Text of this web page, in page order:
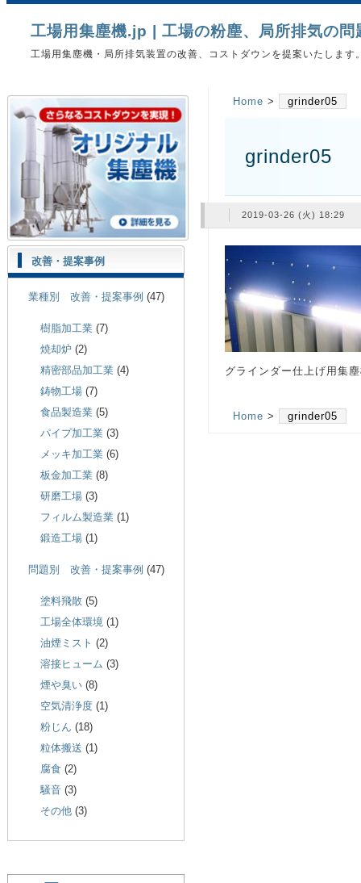
工場用集塵機.jp | 工場の粉塵、局所排気の問
工場用集塵機・局所排気装置の改善、コストダウンを提案いたしま
Home > grinder05
grinder05
2019-03-26 (火) 18:29
グラインダー仕上げ用集
Home > grinder05
改善・提案事例
業種別 改善・提案事例 (47)
樹脂加工業 (7)
焼却炉 (2)
精密部品加工業 (4)
鋳物工場 (7)
食品製造業 (5)
パイプ加工業 (3)
メッキ加工業 (6)
板金加工業 (8)
研磨工場 (3)
フィルム製造業 (1)
鍛造工場 (1)
問題別 改善・提案事例 (47)
塗料飛散 (5)
工場全体環境 (1)
油煙ミスト (2)
溶接ヒューム (3)
煙や臭い (8)
空気清浄度 (1)
粉じん (18)
粒体搬送 (1)
腐食 (2)
騒音 (3)
その他 (3)